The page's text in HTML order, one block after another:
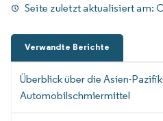
Seite zuletzt aktualisiert am:
Verwandte Berichte
Überblick über die Asien-
Automobilschmiermittel